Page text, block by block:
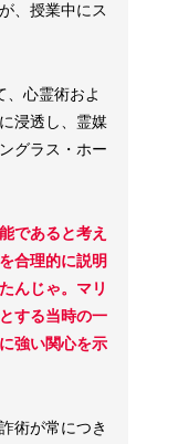
、授業中にス
、心霊術およ
浸透し、霊媒
グラス・ホー
であると考え
合理的に説明
んじゃ。マリ
する当時の一
強い関心を示
術が常につき